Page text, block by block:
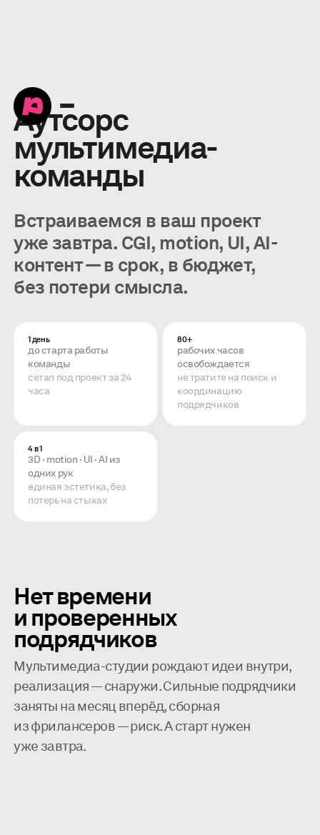
Аутсорс
мультимедиа-
команды
Встраиваемся в ваш проект
уже завтра. CGI, motion, UI, AI-
контент — в срок, в бюджет,
без потери смысла.
1 день
до старта работы
команды
сетап под проект за 24
часа
80+
рабочих часов
освобождается
не тратите на поиск и
координацию
подрядчиков
4 в 1
3D · motion · UI · AI из
одних рук
единая эстетика, без
потерь на стыках
Нет времени
и проверенных
подрядчиков
Мультимедиа-студии рождают идеи внутри,
реализация — снаружи. Сильные подрядчики
заняты на месяц вперёд, сборная
из фрилансеров — риск. А старт нужен
уже завтра.